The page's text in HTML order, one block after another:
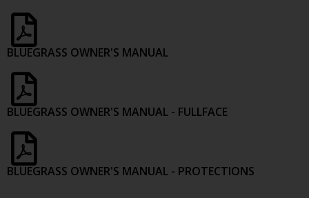
BLUEGRASS OWNER'S MANUAL
BLUEGRASS OWNER'S MANUAL - FULLFACE
BLUEGRASS OWNER'S MANUAL - PROTECTIONS